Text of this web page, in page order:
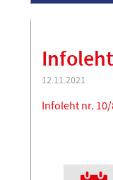
Infoleht
12.11.2021
Infoleht nr.